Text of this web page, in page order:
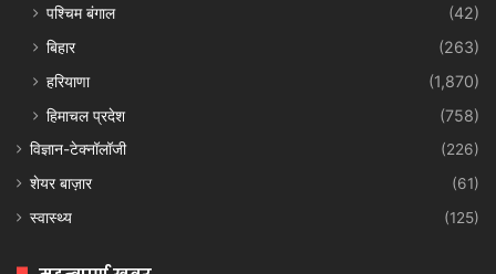
पश्चिम बंगाल
(42)
बिहार
(263)
हरियाणा
(1,870)
हिमाचल प्रदेश
(758)
विज्ञान-टेक्नॉलॉजी
(226)
शेयर बाज़ार
(61)
स्वास्थ्य
(125)